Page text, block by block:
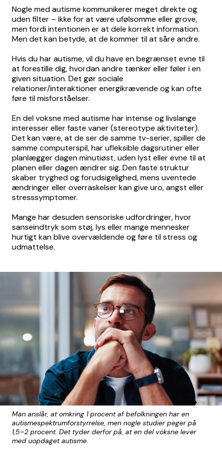
Nogle med autisme kommunikerer meget direkte og
uden filter – ikke for at være ufølsomme eller grove,
men fordi intentionen er at dele korrekt information.
Men det kan betyde, at de kommer til at såre andre.
Hvis du har autisme, vil du have en begrænset evne til
at forestille dig, hvordan andre tænker eller føler i en
given situation. Det gør sociale
relationer/interaktioner energikrævende og kan ofte
føre til misforståelser.
En del voksne med autisme har intense og livslange
interesser eller faste vaner (stereotype aktiviteter).
Det kan være, at de ser de samme tv-serier, spiller de
samme computerspil, har ufleksible dagsrutiner eller
planlægger dagen minutiøst, uden lyst eller evne til at
planen eller dagen ændrer sig. Den faste struktur
skaber tryghed og forudsigelighed, mens uventede
ændringer eller overraskelser kan give uro, angst eller
stresssymptomer.
Mange har desuden sensoriske udfordringer, hvor
sanseindtryk som støj, lys eller mange mennesker
hurtigt kan blive overvældende og føre til stress og
udmattelse.
Man anslår, at omkring 1 procent af befolkningen har en
autismespektrumforstyrrelse, men nogle studier peger på
1,5–2 procent. Det tyder derfor på, at en del voksne lever
med uopdaget autisme.